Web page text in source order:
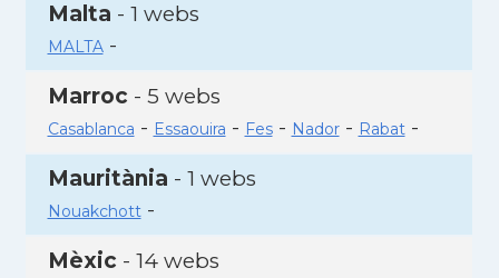
Malta - 1 webs
MALTA-
Marroc - 5 webs
Casablanca - Essaouira - Fes- Nador- Rabat-
Mauritània - 1 webs
Nouakchott-
Mèxic - 14 webs